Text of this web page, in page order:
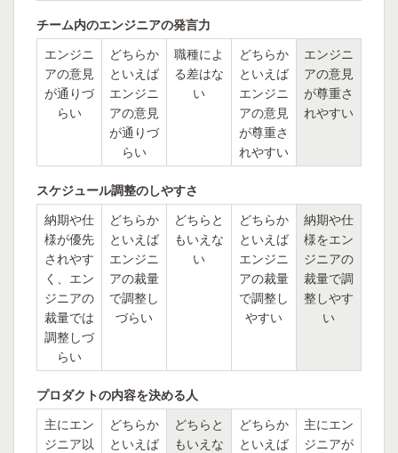
チーム内のエンジニアの発言力
エンジニ
アの意見
が通りづ
らい
どちらか
といえば
エンジニ
アの意見
が通りづ
らい
職種によ
る差はな
い
どちらか
といえば
エンジニ
アの意見
が尊重さ
れやすい
エンジニ
アの意見
が尊重さ
れやすい
スケジュール調整のしやすさ
納期や仕
様が優先
されやす
く、エン
ジニアの
裁量では
調整しづ
らい
どちらか
といえば
エンジニ
アの裁量
で調整し
づらい
どちらと
もいえな
い
どちらか
といえば
エンジニ
アの裁量
で調整し
やすい
納期や仕
様をエン
ジニアの
裁量で調
整しやす
い
プロダクトの内容を決める人
主にエン
ジニア以
どちらか
といえば
どちらと
もいえな
どちらか
といえば
主にエン
ジニアが